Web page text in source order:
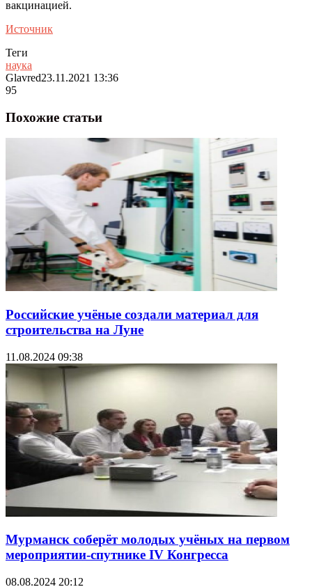
вакцинацией.
Источник
Теги
наука
Glavred23.11.2021 13:36
95
Похожие статьи
Российские учёные создали материал для
строительства на Луне
11.08.2024 09:38
Мурманск соберёт молодых учёных на первом
мероприятии-спутнике IV Конгресса
08.08.2024 20:12